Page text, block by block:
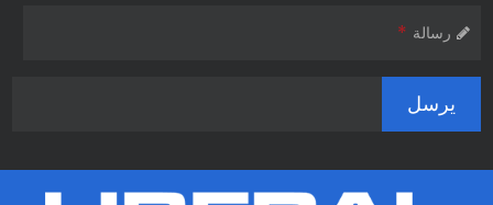
رسالة *